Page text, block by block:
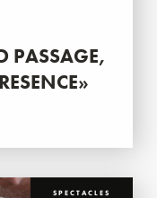
PASSAGE,
SPECTACLES